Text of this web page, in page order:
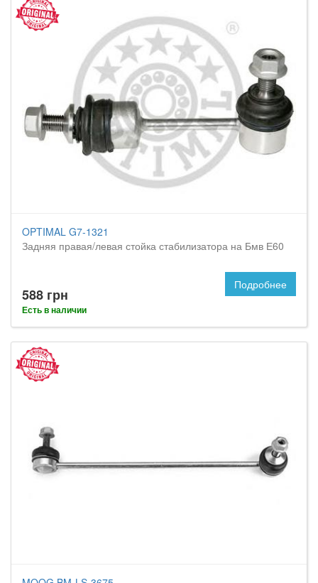
OPTIMAL G7-1321
Задняя правая/левая стойка стабилизатора на Бмв Е60
588 грн
Есть в наличии
Подробнее